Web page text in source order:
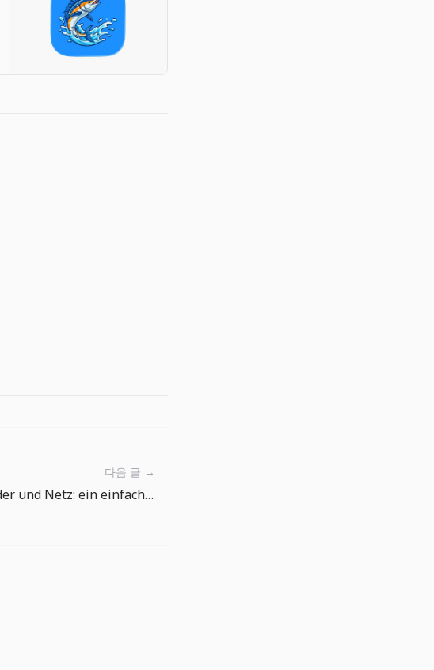
다음 글 →
Angelrute, Köder und Netz: ein einfacher Ausrüstungs-Guide für The Big One